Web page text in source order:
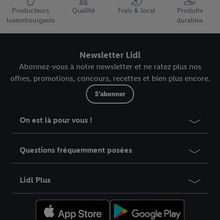
Producteurs
luxembourgeois
Qualité Frais & local
Produits
durables
Newsletter Lidl
Abonnez-vous à notre newsletter et ne ratez plus nos
offres, promotions, concours, recettes et bien plus encore.
S'abonner
On est là pour vous !
Questions fréquemment posées
Lidl Plus